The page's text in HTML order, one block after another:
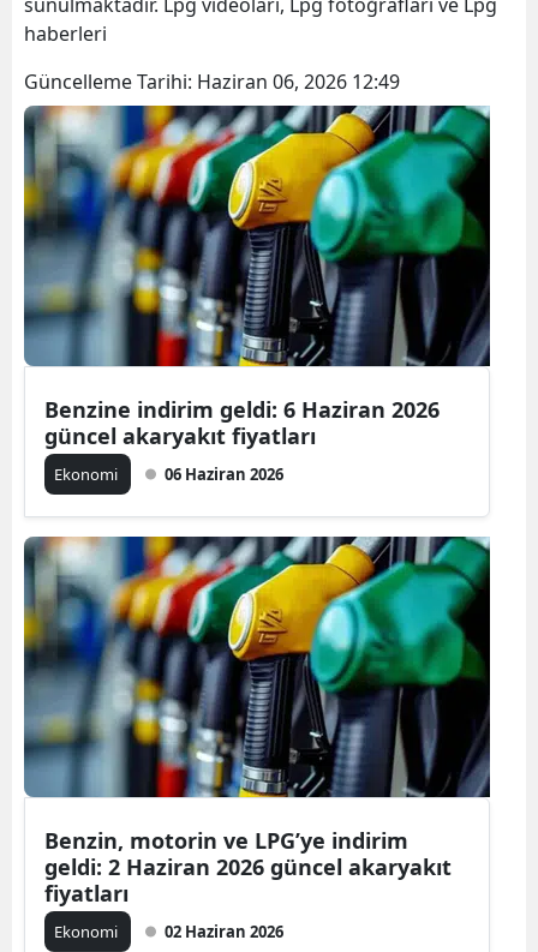
haberleri
Güncelleme Tarihi: Haziran 06, 2026 12:49
Benzine indirim geldi: 6 Haziran 2026
güncel akaryakıt fiyatları
Ekonomi 06 Haziran 2026
Benzin, motorin ve LPG’ye indirim
geldi: 2 Haziran 2026 güncel akaryakıt
fiyatları
Ekonomi 02 Haziran 2026